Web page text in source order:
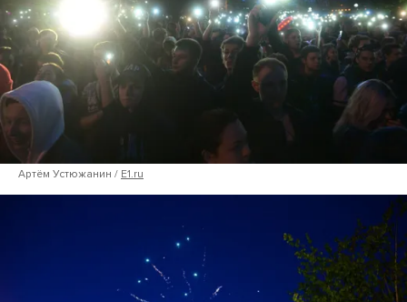
Артём Устюжанин / E1.ru